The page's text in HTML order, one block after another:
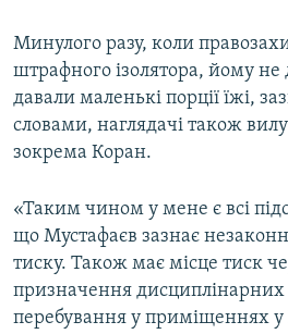
Минулого разу, коли
штрафного ізолятора, йому не
давали маленькі порції їжі,
словами, наглядачі також
зокрема Коран.
«Таким чином у мене є всі
що Мустафаєв зазнає
тиску. Також має місце тиск
призначення дисциплінарних
перебування у приміщеннях